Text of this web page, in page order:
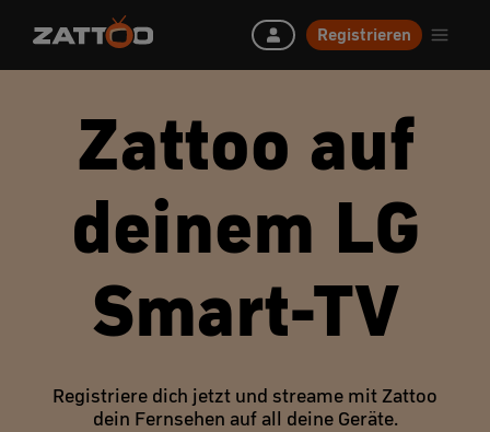
Registrieren
Zattoo auf
deinem LG
Smart-TV
Registriere dich jetzt und streame mit Zattoo
dein Fernsehen auf all deine Geräte.